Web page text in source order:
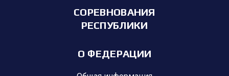
СОРЕВНОВАНИЯ
РЕСПУБЛИКИ
О ФЕДЕРАЦИИ